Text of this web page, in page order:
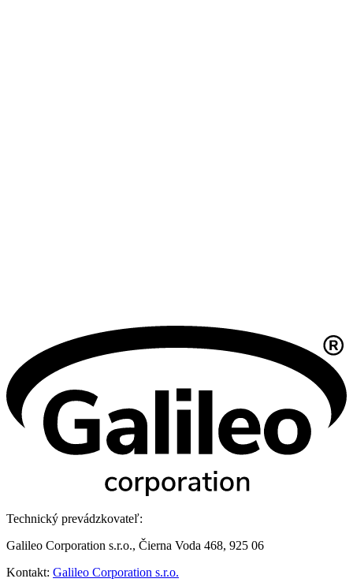
Technický prevádzkovateľ:
Galileo Corporation s.r.o., Čierna Voda 468, 925 06
Kontakt: Galileo Corporation s.r.o.